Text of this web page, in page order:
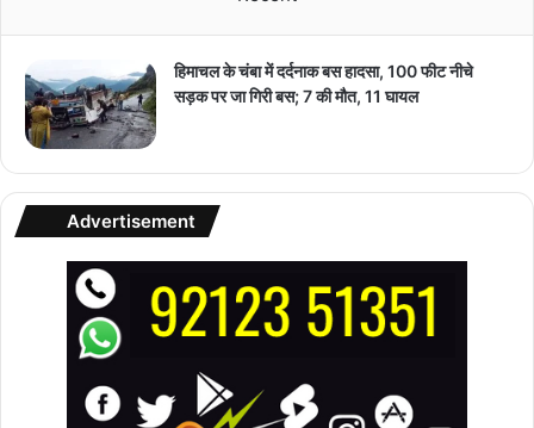
हिमाचल के चंबा में दर्दनाक बस हादसा, 100 फीट नीचे
सड़क पर जा गिरी बस; 7 की मौत, 11 घायल
Advertisement